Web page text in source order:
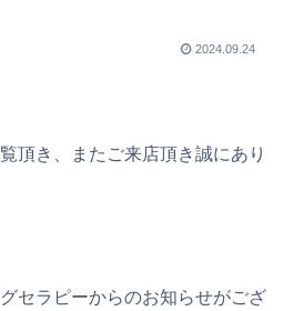
2024.09.24
頂き、またご来店頂き誠にあり
セラピーからのお知らせがござ